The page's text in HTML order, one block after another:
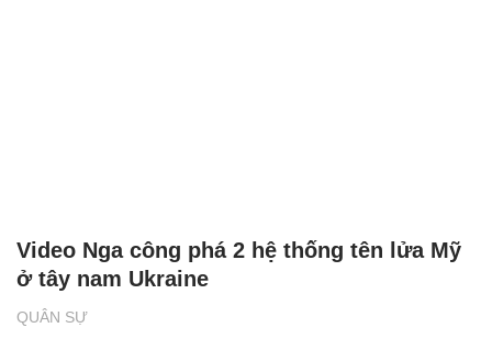
QUÂN SỰ
Video Nga công phá 2 hệ thống tên lửa Mỹ
ở tây nam Ukraine